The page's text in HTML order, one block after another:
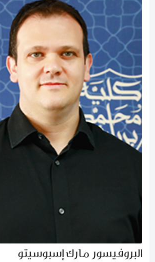
البروفيسور مارك إسبوسيتو